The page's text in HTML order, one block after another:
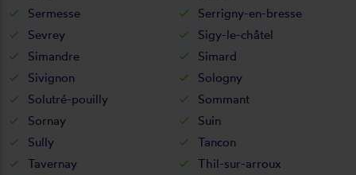
Sermesse
Serrigny-en-bresse
Sevrey
Sigy-le-châtel
Simandre
Simard
Sivignon
Sologny
Solutré-pouilly
Sommant
Sornay
Suin
Sully
Tancon
Tavernay
Thil-sur-arroux